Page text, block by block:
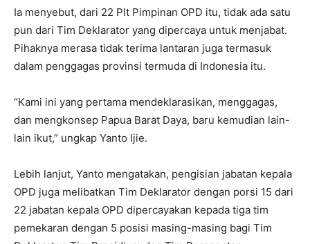
Ia menyebut, dari 22 Plt Pimpinan OPD itu, tidak ada satu
pun dari Tim Deklarator yang dipercaya untuk menjabat.
Pihaknya merasa tidak terima lantaran juga termasuk
dalam penggagas provinsi termuda di Indonesia itu.
“Kami ini yang pertama mendeklarasikan, menggagas,
dan mengkonsep Papua Barat Daya, baru kemudian lain-
lain ikut,” ungkap Yanto Ijie.
Lebih lanjut, Yanto mengatakan, pengisian jabatan kepala
OPD juga melibatkan Tim Deklarator dengan porsi 15 dari
22 jabatan kepala OPD dipercayakan kepada tiga tim
pemekaran dengan 5 posisi masing-masing bagi Tim